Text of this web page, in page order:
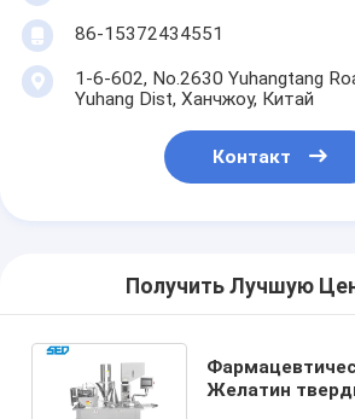
86-15372434551
1-6-602, No.2630 Yuhangtang
Yuhang Dist, Ханчжоу, Китай
Контакт
Получить Лучшую
Желатин